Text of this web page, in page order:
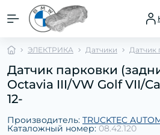
ЭЛЕКТРИКА Датчики Датчик
Датчик парковки
Octavia III/VW Golf VII/
12-
Производитель: TRUCKTEC
Каталожный номер: 08.42.120